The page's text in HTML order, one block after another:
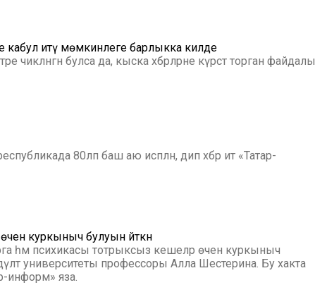
кабул итү мөмкинлеге барлыкка килде
булса да, кыска хәбәрләрне күрсәтә торган файдалы
80ләп баш аю исәпләнә, дип хәбәр итә «Татар-
куркыныч булуын әйткән
һәм психикасы тотрыксыз кешеләр өчен куркыныч
информ» яза.